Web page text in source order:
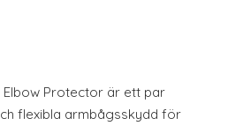
Elbow Protector är ett par
flexibla armbågsskydd för